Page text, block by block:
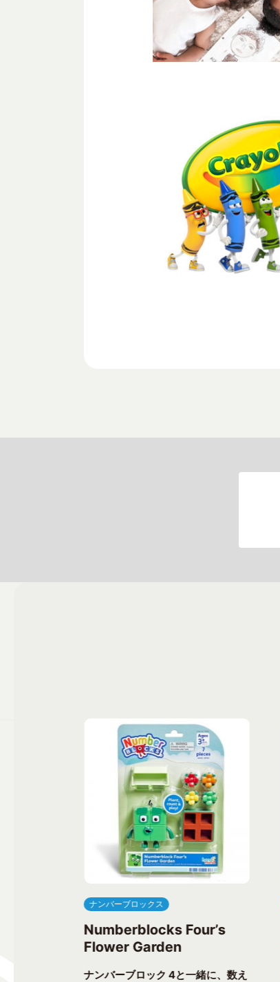
ナンバーブロックス
Numberblocks Four’s
Flower Garden
ナンバーブロック 4と一緒に、数え